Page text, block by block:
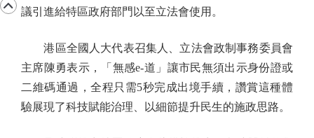
議引進給特區政府部門以至立法會使用。
港區全國人大代表召集人、立法會政制事務委員會
主席陳勇表示，「無感e-道」讓市民無須出示身份證或
二維碼通過，全程只需5秒完成出境手續，讚賞這種體
驗展現了科技賦能治理、以細節提升民生的施政思路。